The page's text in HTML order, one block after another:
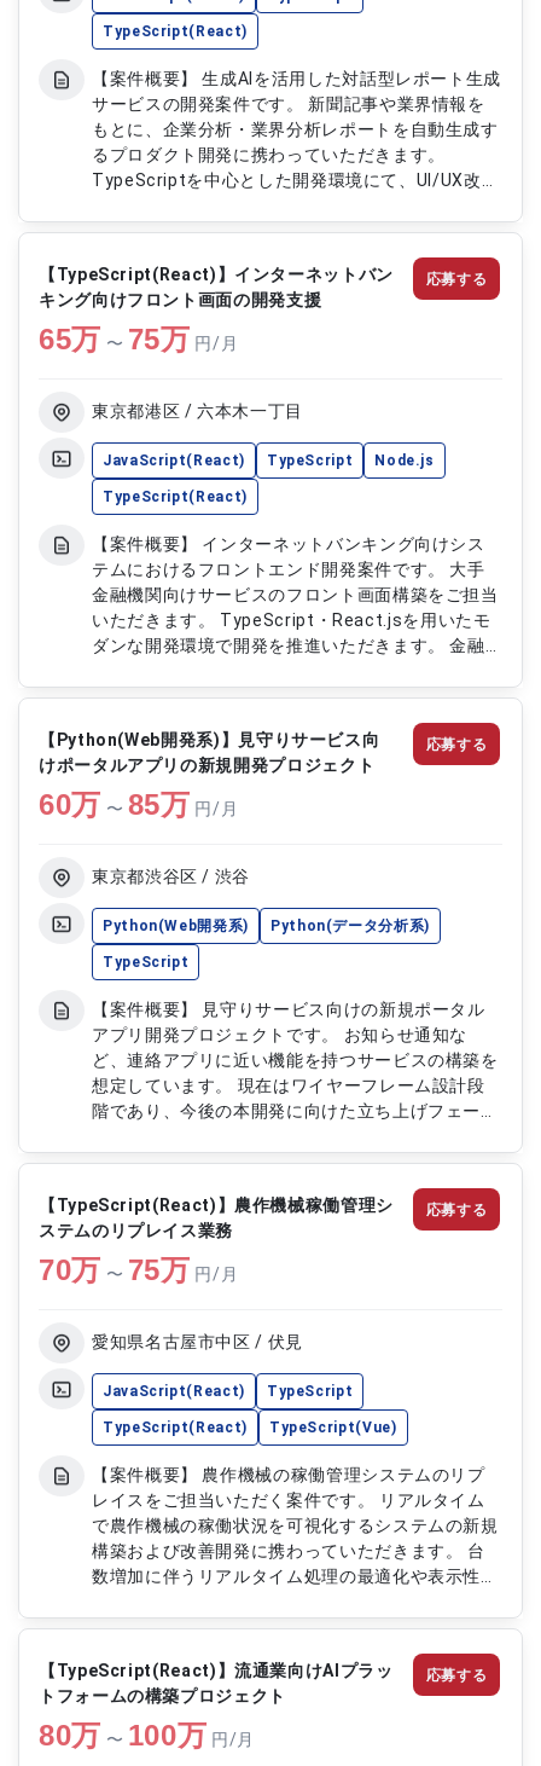
TypeScript(React)
【案件概要】 生成AIを活用した対話型レポート生成
サービスの開発案件です。 新聞記事や業界情報を
もとに、企業分析・業界分析レポートを自動生成す
るプロダクト開発に携わっていただきます。
TypeScriptを中心とした開発環境にて、UI/UX改善
活用した先進的なサービス開発に関われる案件で
エンド開発 ・UI/UX改善および追加機能の実装 ・記
事選定や要約機能など生成AI関連機能の開発 ・LLM
やRAGを活用した機能改善対応 ・ユーザー体験向上
に向けた改善提案および開発推進
【TypeScript(React)】インターネットバン
キング向けフロント画面の開発支援
65万 〜 75万 円/月
東京都港区 / 六本木一丁目
JavaScript(React) TypeScript Node.js
TypeScript(React)
【案件概要】 インターネットバンキング向けシス
テムにおけるフロントエンド開発案件です。 大手
金融機関向けサービスのフロント画面構築をご担当
いただきます。 TypeScript・React.jsを用いたモ
ダンな開発環境で開発を推進いただきます。 金融
ることができる案件です。 【作業内容】 ・
TypeScript、React.jsを用いたフロント画面の設
計、開発 ・Node.js環境でのフロントエンド実装 ・
ユーザビリティを意識した画面開発 ・金融系シス
テムにおける品質、保守性を考慮した対応 ・各種
テストおよび開発推進対応
応募する
【Python(Web開発系)】見守りサービス向
けポータルアプリの新規開発プロジェクト
60万 〜 85万 円/月
東京都渋谷区 / 渋谷
Python(Web開発系) Python(データ分析系)
TypeScript
【案件概要】 見守りサービス向けの新規ポータル
アプリ開発プロジェクトです。 お知らせ通知な
ど、連絡アプリに近い機能を持つサービスの構築を
想定しています。 現在はワイヤーフレーム設計段
階であり、今後の本開発に向けた立ち上げフェーズ
中心にご担当いただきます。 【作業内容】 ・ポー
タルアプリの設計および実装対応 ・通知機能など
各種機能開発 ・テスト工程の実施および品質担保
・チームメンバーとの連携による開発推進
応募する
【TypeScript(React)】農作機械稼働管理シ
ステムのリプレイス業務
70万 〜 75万 円/月
愛知県名古屋市中区 / 伏見
JavaScript(React) TypeScript
TypeScript(React) TypeScript(Vue)
【案件概要】 農作機械の稼働管理システムのリプ
レイスをご担当いただく案件です。 リアルタイム
で農作機械の稼働状況を可視化するシステムの新規
構築および改善開発に携わっていただきます。 台
数増加に伴うリアルタイム処理の最適化や表示性能
ます。 基本設計以降の工程を中心に、要件定義フ
ェーズから参画しながらシステム全体の刷新を推進
いただきます。 【作業内容】 ・農作機械稼働管理
システムのリプレイス開発 ・リアルタイム稼働状
況表示機能の設計および実装 ・UI/UX改善およびフ
ロントエンド開発（TypeScript/React or Vue.js）
応募する
【TypeScript(React)】流通業向けAIプラッ
トフォームの構築プロジェクト
80万 〜 100万 円/月
応募する